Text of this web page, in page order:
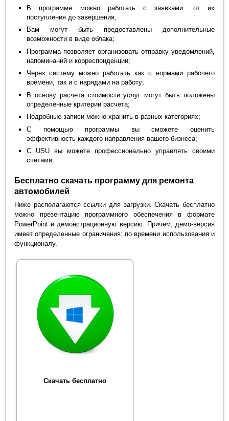
В программе можно работать с заявками: от их
поступления до завершения;
Вам могут быть предоставлены дополнительные
возможности в виде облака;
Программа позволяет организовать отправку уведомлений,
напоминаний и корреспонденции;
Через систему можно работать как с нормами рабочего
времени, так и с нарядами на работу;
В основу расчета стоимости услуг могут быть положены
определенные критерии расчета;
Подробные записи можно хранить в разных категориях;
С помощью программы вы сможете оценить
эффективность каждого направления вашего бизнеса;
С USU вы можете профессионально управлять своими
счетами.
Бесплатно скачать программу для ремонта
автомобилей
Ниже располагаются ссылки для загрузки. Скачать бесплатно
можно презентацию программного обеспечения в формате
PowerPoint и демонстрационную версию. Причем, демо-версия
имеет определенные ограничения: по времени использования и
функционалу.
Скачать бесплатно